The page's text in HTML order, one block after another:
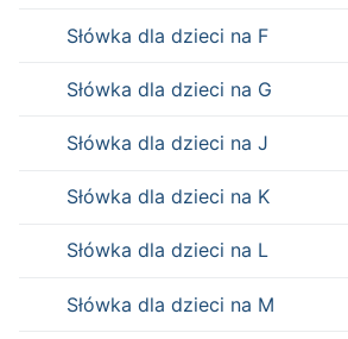
Słówka dla dzieci na F
Słówka dla dzieci na G
Słówka dla dzieci na J
Słówka dla dzieci na K
Słówka dla dzieci na L
Słówka dla dzieci na M